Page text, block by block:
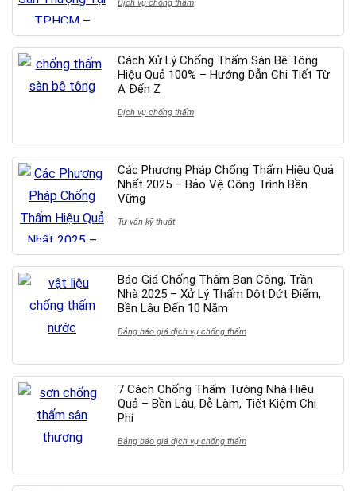
Dịch vụ chống thấm
Cách Xử Lý Chống Thấm Sàn Bê Tông
Hiệu Quả 100% – Hướng Dẫn Chi Tiết Từ
A Đến Z
Dịch vụ chống thấm
Các Phương Pháp Chống Thấm Hiệu Quả
Nhất 2025 – Bảo Vệ Công Trình Bền
Vững
Tư vấn kỹ thuật
Báo Giá Chống Thấm Ban Công, Trần
Nhà 2025 – Xử Lý Thấm Dột Dứt Điểm,
Bền Lâu Đến 10 Năm
Bảng báo giá dịch vụ chống thấm
7 Cách Chống Thấm Tường Nhà Hiệu
Quả – Bền Lâu, Dễ Làm, Tiết Kiệm Chi
Phí
Bảng báo giá dịch vụ chống thấm